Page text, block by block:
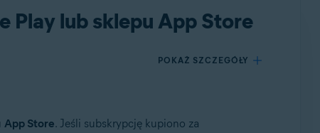
Play lub sklepu App Store
POKAŻ SZCZEGÓŁY
App Store. Jeśli subskrypcję kupiono za